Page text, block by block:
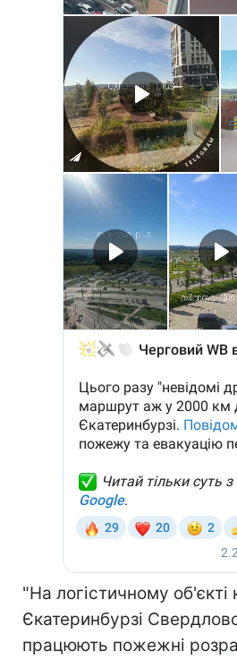
"На логістичному об'єкті
Єкатеринбурзі
працюють пожежні